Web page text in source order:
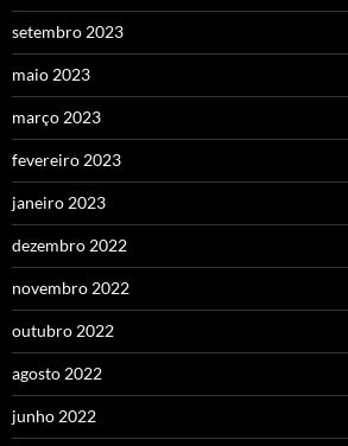
setembro 2023
maio 2023
março 2023
fevereiro 2023
janeiro 2023
dezembro 2022
novembro 2022
outubro 2022
agosto 2022
junho 2022